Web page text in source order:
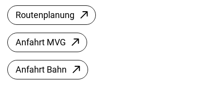
Routenplanung
Anfahrt MVG
Anfahrt Bahn